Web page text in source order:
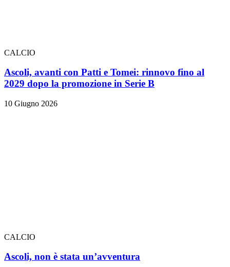
CALCIO
Ascoli, avanti con Patti e Tomei: rinnovo fino al
2029 dopo la promozione in Serie B
10 Giugno 2026
CALCIO
Ascoli, non è stata un’avventura